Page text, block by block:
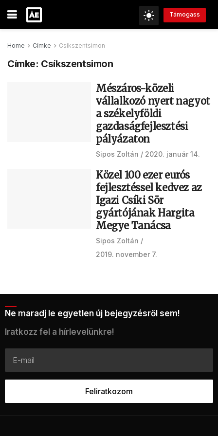
Támogass
Home Címke Csíkszentsimon
Címke: Csíkszentsimon
Mészáros-közeli
vállalkozó nyert nagyot
a székelyföldi
gazdaságfejlesztési
pályázaton
Sipos Zoltán 2020. január 14.
Közel 100 ezer eurós
fejlesztéssel kedvez az
Igazi Csíki Sör
gyártójának Hargita
Megye Tanácsa
Sipos Zoltán
2019. november 7.
Ne maradj le egyetlen új bejegyzésről sem!
Iratkozz fel a hírlevelünkre!